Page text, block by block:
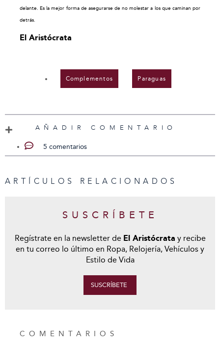
delante. Es la mejor forma de asegurarse de no molestar a los que caminan por
detrás.
El Aristócrata
Complementos Paraguas
AÑADIR COMENTARIO
5 comentarios
ARTÍCULOS RELACIONADOS
SUSCRÍBETE
Regístrate en la newsletter de El Aristócrata y recibe
en tu correo lo último en Ropa, Relojería, Vehículos y
Estilo de Vida
SUSCRÍBETE
COMENTARIOS